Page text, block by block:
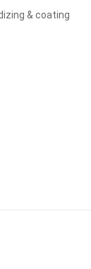
& coating